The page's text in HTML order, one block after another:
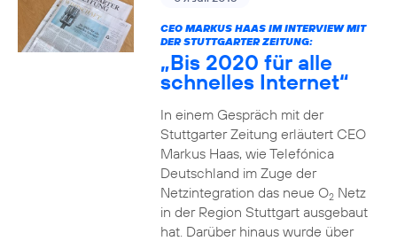
CEO MARKUS HAAS IM INTERVIEW MIT
DER STUTTGARTER ZEITUNG:
„Bis 2020 für alle
schnelles Internet“
In einem Gespräch mit der
Stuttgarter Zeitung erläutert CEO
Markus Haas, wie Telefónica
Deutschland im Zuge der
Netzintegration das neue O2Netz
in der Region Stuttgart ausgebaut
hat. Darüber hinaus wurde über